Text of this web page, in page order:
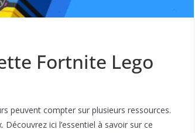
Fortnite Lego
peuvent compter sur plusieurs ressources.
ici l’essentiel à savoir sur ce